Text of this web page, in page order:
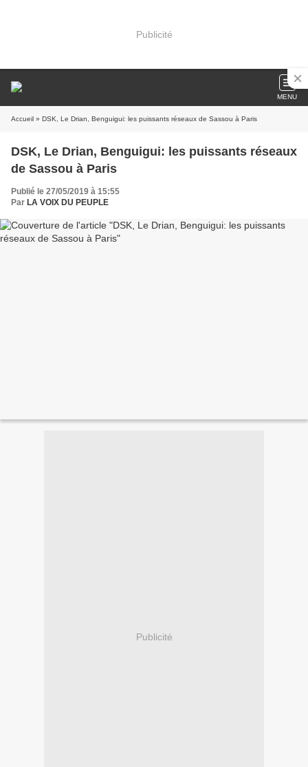
Publicité
MENU
Accueil » DSK, Le Drian, Benguigui: les puissants réseaux de Sassou à Paris
DSK, Le Drian, Benguigui: les puissants réseaux
de Sassou à Paris
Publié le 27/05/2019 à 15:55
Par LA VOIX DU PEUPLE
Publicité